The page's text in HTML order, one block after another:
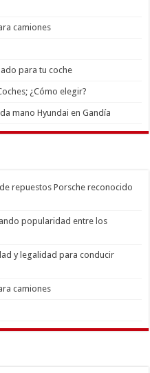
camiones
para tu coche
¿Cómo elegir?
mano Hyundai en Gandía
repuestos Porsche reconocido
popularidad entre los
y legalidad para conducir
camiones